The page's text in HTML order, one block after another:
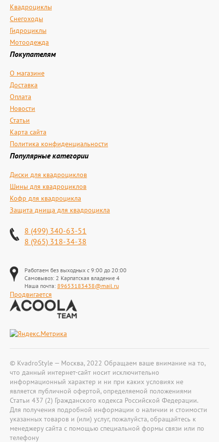
Квадроциклы
Снегоходы
Гидроциклы
Мотоодежда
Покупателям
О магазине
Доставка
Оплата
Новости
Статьи
Карта сайта
Политика конфиденциальности
Популярные категории
Диски для квадроциклов
Шины для квадроциклов
Кофр для квадроцикла
Защита днища для квадроцикла
8 (499) 340-63-51
8 (965) 318-34-38
Работаем без выходных с 9:00 до 20:00
Самовывоз: 2 Карпатская владение 4
Наша почта: 89653183438@mail.ru
Продвигается
© KvadroStyle — Москва, 2022 Обращаем ваше внимание на то,
что данный интернет-сайт носит исключительно
информационный характер и ни при каких условиях не
является публичной офертой, определяемой положениями
Статьи 437 (2) Гражданского кодекса Российской Федерации.
Для получения подробной информации о наличии и стоимости
указанных товаров и (или) услуг, пожалуйста, обращайтесь к
менеджеру сайта с помощью специальной формы связи или по
телефону